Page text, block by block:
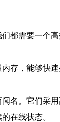
都需要一
存，能够快
名。它们采
在线状态。